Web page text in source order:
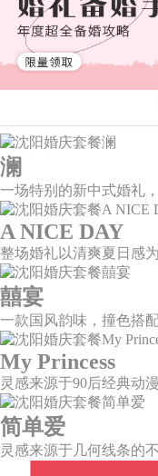
澜
A NICE DAY
囍宴
My Princess
简单爱